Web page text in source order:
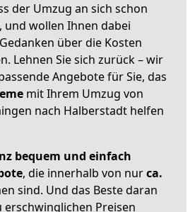
der Umzug an sich schon
und wollen Ihnen dabei
über die Kosten
Lehnen Sie sich zurück – wir
Angebote für Sie, das
mit Ihrem Umzug von
nach Halberstadt helfen
bequem und einfach
, die innerhalb von nurca.
sind. Und das Beste daran
erschwinglichen Preisen